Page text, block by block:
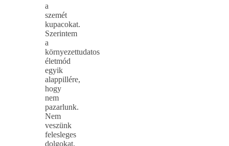
a
szemét
kupacokat.
Szerintem
a
környezettudatos
életmód
egyik
alappillére,
hogy
nem
pazarlunk.
Nem
veszünk
felesleges
dolgokat,